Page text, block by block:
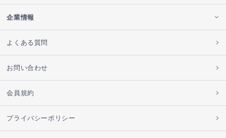
企業情報
よくある質問
お問い合わせ
会員規約
プライバシーポリシー